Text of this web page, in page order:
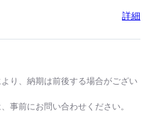
詳細
り、納期は前後する場合がござい
事前にお問い合わせください。